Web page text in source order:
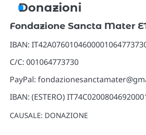
Donazioni
Fondazione Sancta Mater
IBAN:
C/C: 001064773730
PayPal:
IBAN: (ESTERO)
CAUSALE: DONAZIONE